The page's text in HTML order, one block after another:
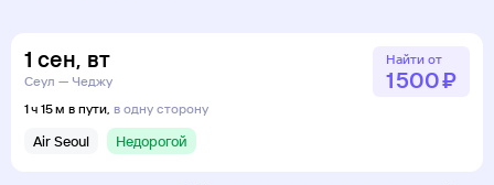
1 сен, вт
Сеул — Чеджу
1 ч 15 м в пути, в одну сторону
Air Seoul Недорогой
Найти от
1 ⁠500 ⁠₽